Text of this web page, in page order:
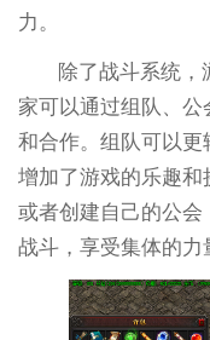
力。
除了战斗系统
家可以通过组队、
和合作。组队可以
增加了游戏的乐趣和
或者创建自己的公
战斗，享受集体的力